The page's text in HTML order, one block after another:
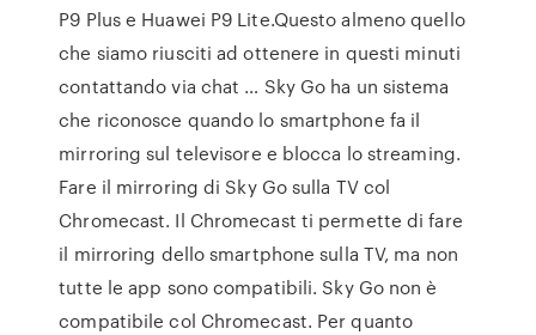
P9 Plus e Huawei P9 Lite.Questo almeno quello
che siamo riusciti ad ottenere in questi minuti
contattando via chat … Sky Go ha un sistema
che riconosce quando lo smartphone fa il
mirroring sul televisore e blocca lo streaming.
Fare il mirroring di Sky Go sulla TV col
Chromecast. Il Chromecast ti permette di fare
il mirroring dello smartphone sulla TV, ma non
tutte le app sono compatibili. Sky Go non è
compatibile col Chromecast. Per quanto